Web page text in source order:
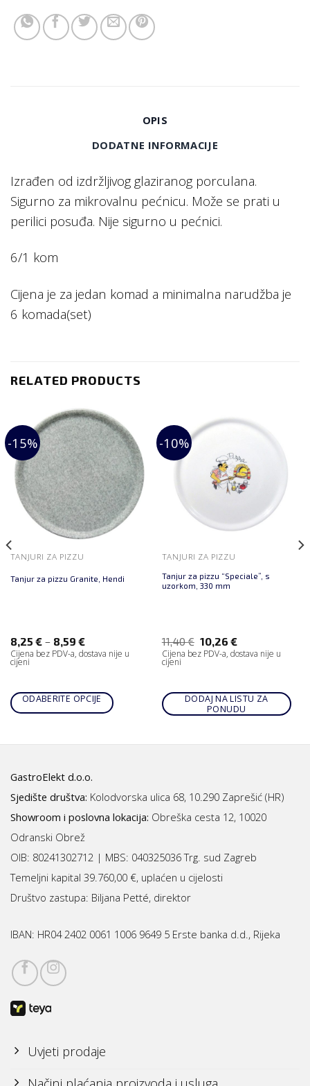
OPIS
DODATNE INFORMACIJE
Izrađen od izdržljivog glaziranog porculana.
Sigurno za mikrovalnu pećnicu. Može se prati u
perilici posuđa. Nije sigurno u pećnici.
6/1 kom
Cijena je za jedan komad a minimalna narudžba je
6 komada(set)
RELATED PRODUCTS
-15%
TANJURI ZA PIZZU
Tanjur za pizzu Granite, Hendi
8,25 €– 8,59 €
Cijena bez PDV-a, dostava nije u
cijeni
ODABERITE OPCIJE
-10%
TANJURI ZA PIZZU
Tanjur za pizzu “Speciale”, s
uzorkom, 330 mm
11,40€ 10,26€
Cijena bez PDV-a, dostava nije u
cijeni
DODAJ NA LISTU ZA
PONUDU
GastroElekt d.o.o.
Sjedište društva: Kolodvorska ulica 68, 10.290 Zaprešić (HR)
Showroom i poslovna lokacija: Obreška cesta 12, 10020
Odranski Obrež
OIB: 80241302712 | MBS: 040325036 Trg. sud Zagreb
Temeljni kapital 39.760,00 €, uplaćen u cijelosti
Društvo zastupa: Biljana Petté, direktor
IBAN: HR04 2402 0061 1006 9649 5 Erste banka d.d., Rijeka
Uvjeti prodaje